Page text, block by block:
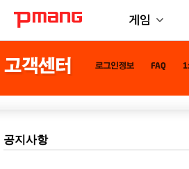
게임
공지사항